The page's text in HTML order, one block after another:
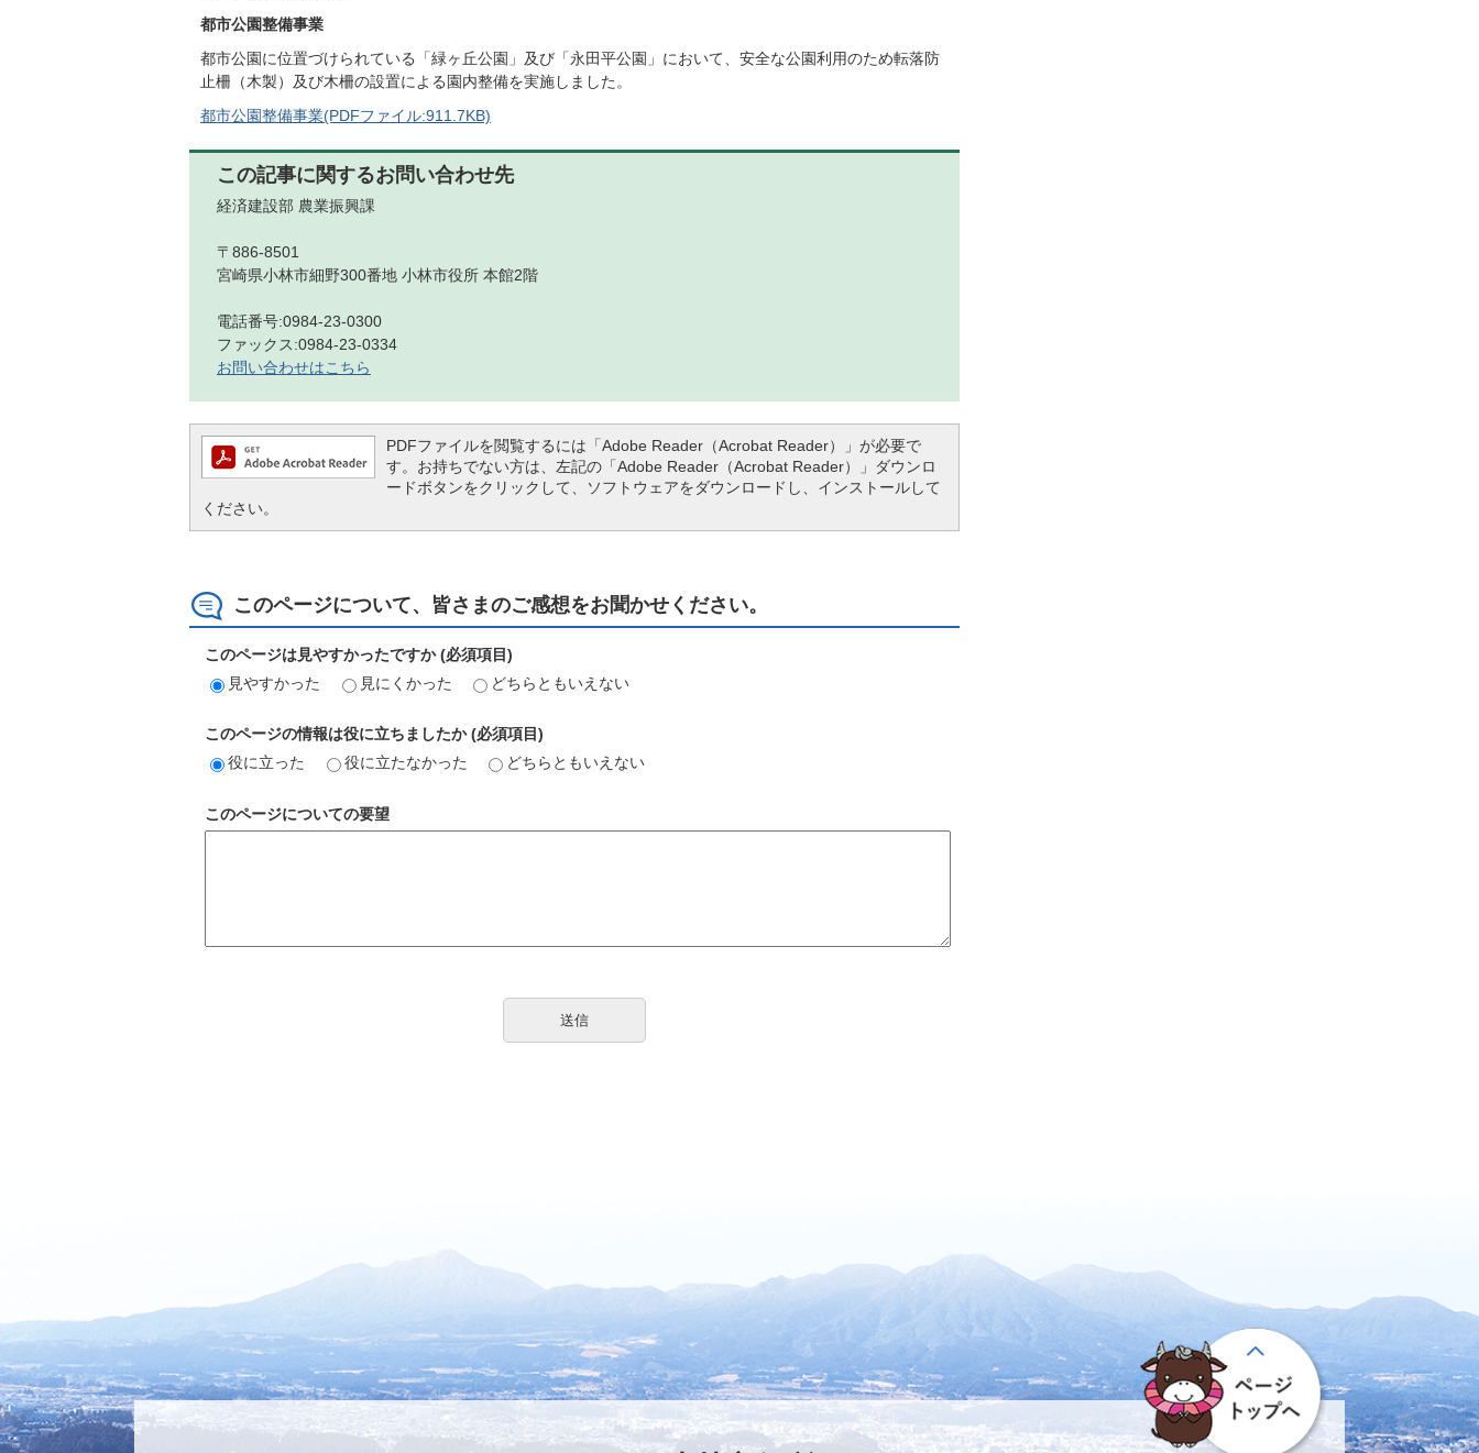
都市公園整備事業
都市公園に位置づけられている「緑ヶ丘公園」及び「永田平公園」において、安全な公園利用のため転落防
止柵（木製）及び木柵の設置による園内整備を実施しました。
都市公園整備事業(PDFファイル:911.7KB)
この記事に関するお問い合わせ先
経済建設部 農業振興課
〒886-8501
宮崎県小林市細野300番地 小林市役所 本館2階
電話番号:0984-23-0300
ファックス:0984-23-0334
お問い合わせはこちら
PDFファイルを閲覧するには「Adobe Reader（Acrobat Reader）」が必要で
す。お持ちでない方は、左記の「Adobe Reader（Acrobat Reader）」ダウンロ
ードボタンをクリックして、ソフトウェアをダウンロードし、インストールして
ください。
このページについて、皆さまのご感想をお聞かせください。
このページは見やすかったですか (必須項目)
見やすかった
見にくかった どちらともいえない
このページの情報は役に立ちましたか (必須項目)
役に立った
役に立たなかった どちらともいえない
このページについての要望